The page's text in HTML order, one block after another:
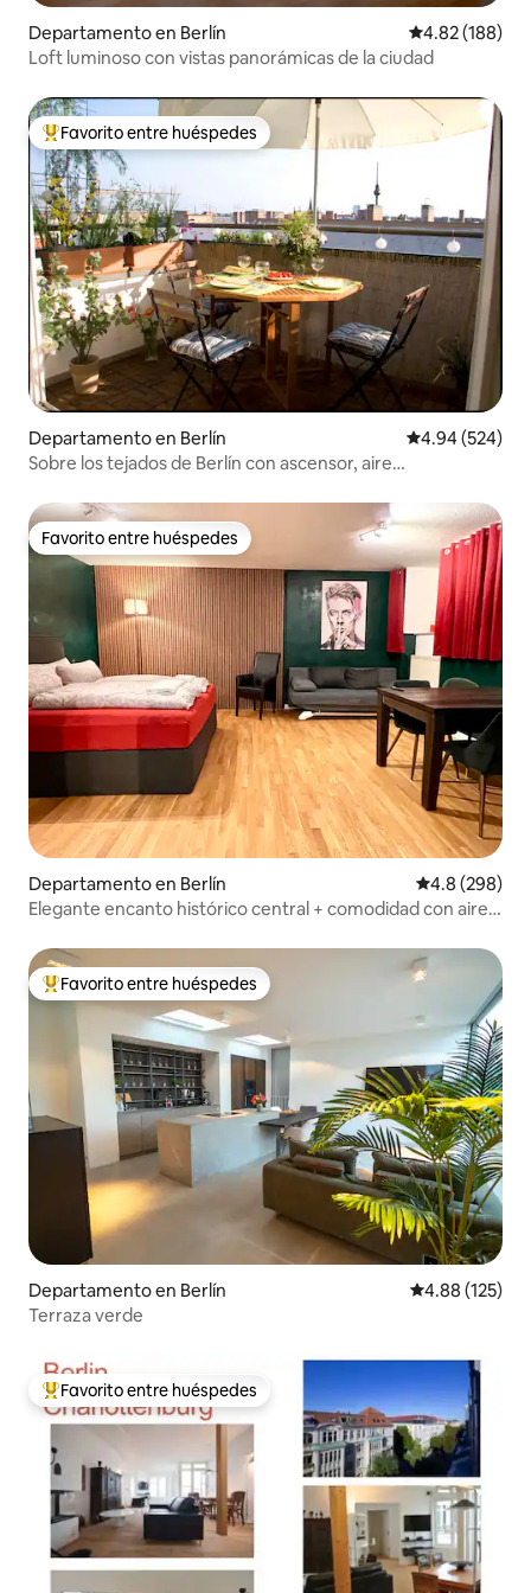
Departamento en Berlín Calificación
4.82 (188)
Loft luminoso con vistas panorámicas de la ciudad
De los mejores en Favorito entre huéspedes
Favorito entre huéspedes
Departamento en Berlín Calificación
4.94 (524)
Sobre los tejados de Berlín con ascensor, aire
Favorito entre huéspedes
Favorito entre huéspedes
Departamento en Berlín Calificación
4.8 (298)
Elegante encanto histórico central + comodidad con aire
De los mejores en Favorito entre huéspedes
Favorito entre huéspedes
Departamento en Berlín Calificación
4.88 (125)
Terraza verde
De los mejores en Favorito entre huéspedes
Favorito entre huéspedes